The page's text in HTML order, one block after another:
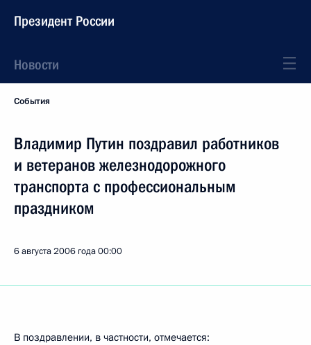
Президент России
Новости
События
Владимир Путин поздравил работников
и ветеранов железнодорожного
транспорта с профессиональным
праздником
6 августа 2006 года00:00
В поздравлении, в частности, отмечается: